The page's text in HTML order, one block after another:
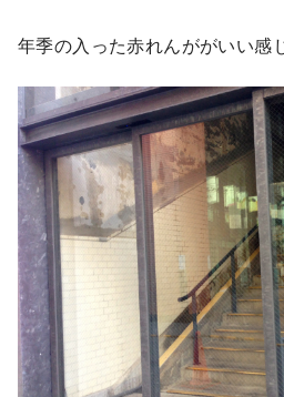
年季の入った赤れんががいい感